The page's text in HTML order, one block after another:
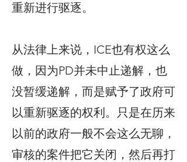
重新进行驱逐。
从法律上来说，ICE也有权这么
做，因为PD并未中止递解，也
没暂缓递解，而是赋予了政府可
以重新驱逐的权利。只是在历来
以前的政府一般不会这么无聊，
审核的案件把它关闭，然后再打